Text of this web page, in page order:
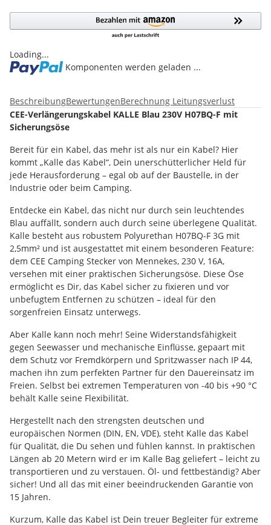
Loading...
Komponenten werden geladen ...
BeschreibungBewertungenBerechnung Leitungsverlust
CEE-Verlängerungskabel KALLE Blau 230V H07BQ-F mit
Sicherungsöse
Bereit für ein Kabel, das mehr ist als nur ein Kabel? Hier
kommt „Kalle das Kabel“, Dein unerschütterlicher Held für
jede Herausforderung – egal ob auf der Baustelle, in der
Industrie oder beim Camping.
Entdecke ein Kabel, das nicht nur durch sein leuchtendes
Blau auffällt, sondern auch durch seine überlegene Qualität.
Kalle besteht aus robustem Polyurethan H07BQ-F 3G mit
2,5mm² und ist ausgestattet mit einem besonderen Feature:
dem CEE Camping Stecker von Mennekes, 230 V, 16A,
versehen mit einer praktischen Sicherungsöse. Diese Öse
ermöglicht es Dir, das Kabel sicher zu fixieren und vor
unbefugtem Entfernen zu schützen – ideal für den
sorgenfreien Einsatz unterwegs.
Aber Kalle kann noch mehr! Seine Widerstandsfähigkeit
gegen Seewasser und mechanische Einflüsse, gepaart mit
dem Schutz vor Fremdkörpern und Spritzwasser nach IP 44,
machen ihn zum perfekten Partner für den Dauereinsatz im
Freien. Selbst bei extremen Temperaturen von -40 bis +90 °C
behält Kalle seine Flexibilität.
Hergestellt nach den strengsten deutschen und
europäischen Normen (DIN, EN, VDE), steht Kalle das Kabel
für Qualität, die Du sehen und fühlen kannst. In praktischen
Längen ab 20 Metern wird er im Kalle Bag geliefert – leicht zu
transportieren und zu verstauen. Öl- und fettbeständig? Aber
sicher! Und all das mit einer beeindruckenden Garantie von
15 Jahren.
Kurzum, Kalle das Kabel ist Dein treuer Begleiter für extreme